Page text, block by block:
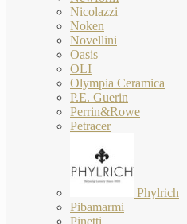
Nicolazzi
Noken
Novellini
Oasis
OLI
Olympia Ceramica
P.E. Guerin
Perrin&Rowe
Petracer
Phylrich
Pibamarmi